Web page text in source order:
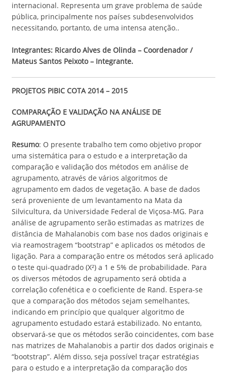
internacional. Representa um grave problema de saúde
pública, principalmente nos países subdesenvolvidos
necessitando, portanto, de uma intensa atenção..
Integrantes: Ricardo Alves de Olinda – Coordenador /
Mateus Santos Peixoto – Integrante.
PROJETOS PIBIC COTA 2014 – 2015
COMPARAÇÃO E VALIDAÇÃO NA ANÁLISE DE
AGRUPAMENTO
Resumo: O presente trabalho tem como objetivo propor
uma sistemática para o estudo e a interpretação da
comparação e validação dos métodos em análise de
agrupamento, através de vários algoritmos de
agrupamento em dados de vegetação. A base de dados
será proveniente de um levantamento na Mata da
Silvicultura, da Universidade Federal de Viçosa-MG. Para
análise de agrupamento serão estimadas as matrizes de
distância de Mahalanobis com base nos dados originais e
via reamostragem “bootstrap” e aplicados os métodos de
ligação. Para a comparação entre os métodos será aplicado
o teste qui-quadrado (X²) a 1 e 5% de probabilidade. Para
os diversos métodos de agrupamento será obtida a
correlação cofenética e o coeficiente de Rand. Espera-se
que a comparação dos métodos sejam semelhantes,
indicando em princípio que qualquer algoritmo de
agrupamento estudado estará estabilizado. No entanto,
observará-se que os métodos serão coincidentes, com base
nas matrizes de Mahalanobis a partir dos dados originais e
“bootstrap”. Além disso, seja possível traçar estratégias
para o estudo e a interpretação da comparação dos